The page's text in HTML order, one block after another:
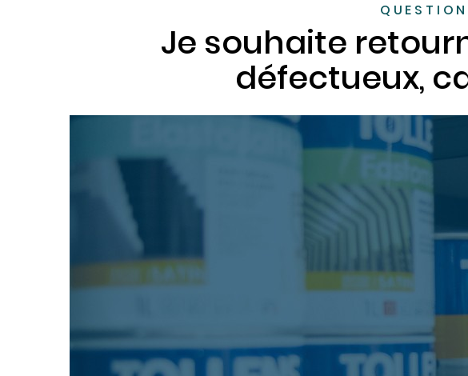
Je souhaite
défectueux,